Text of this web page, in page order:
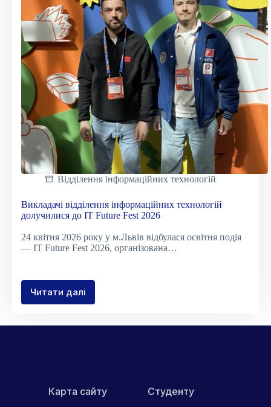
Відділення інформаційних технологій
Викладачі відділення інформаційних технологій
долучилися до IT Future Fest 2026
24 квітня 2026 року у м.Львів відбулася освітня подія
— IT Future Fest 2026, організована…
Читати далі
Викладачі
відділення
Fest
2026
Карта сайту
Студенту